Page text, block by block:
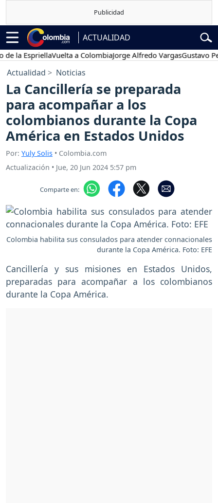
ACTUALIDAD
EspriellaVuelta a ColombiaJorge Alfredo VargasGustavo Petro
Actualidad Noticias
La Cancillería se preparada
para acompañar a los
colombianos durante la Copa
América en Estados Unidos
Por: Yuly Solis • Colombia.com
Actualización • Jue, 20 Jun 2024 5:57 pm
Comparte en:
Colombia habilita sus consulados para atender connacionales
durante la Copa América. Foto: EFE
Cancillería y sus misiones en Estados Unidos,
preparadas para acompañar a los colombianos
durante la Copa América.